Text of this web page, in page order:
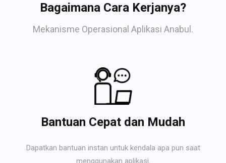
Bagaimana Cara Kerjanya?
Mekanisme Operasional Aplikasi Anabul.
Bantuan Cepat dan Mudah
Dapatkan bantuan instan untuk kendala apa pun saat
menggunakan aplikasi.